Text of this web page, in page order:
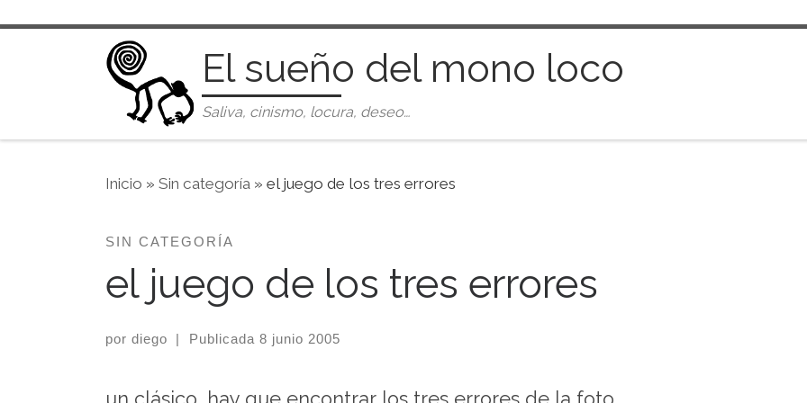
Saltar al contenido
El sueño del mono loco
Saliva, cinismo, locura, deseo…
Inicio » Sin categoría » el juego de los tres errores
SIN CATEGORÍA
el juego de los tres errores
por diego | Publicada 8 junio 2005